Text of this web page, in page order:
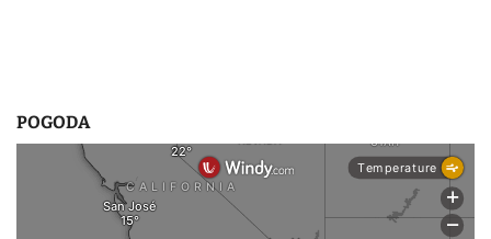
POGODA